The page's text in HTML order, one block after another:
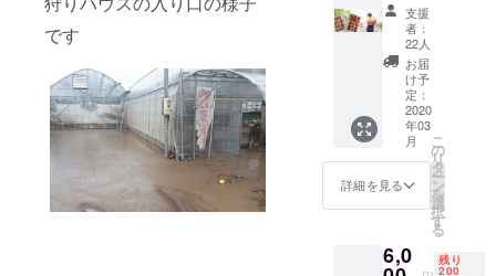
です
いただ
ける金
（1,000
円～）
を申込
画面に
てご入
力くだ
さい。
もしよ
れば1円
く支援
し、さ
らにオ
リジナ
ルス
テッ
カー1枚
を郵送
にてお
送りい
たしま
す。 ※
ます。
※画像は
A】 実
行委員
会より
お礼の
サンク
スメー
ルにプ
ラスし
て、復
興いち
ご(大粒
イチゴ
後)×２
箱お送
支援
者：
22人
お届
け予
定：
2020
年03
月
詳細を見る
こ
の
リ
タ
ー
ン
を
選
択
す
る
6,0 残り
200